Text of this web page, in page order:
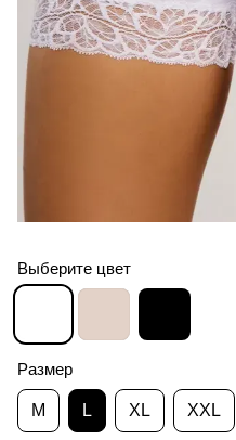
Выберите цвет
Размер
M L XL XXL